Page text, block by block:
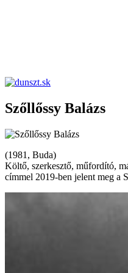
dunszt.sk
kultmag
Szőllőssy Balázs
(1981, Buda)
Költő, szerkesztő, műfordító,
címmel 2019-ben jelent meg a